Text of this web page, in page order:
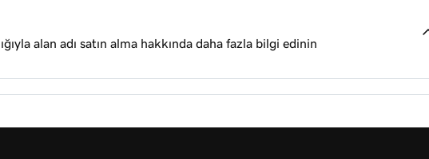
liste türleri
alan adı satın alma hakkında daha fazla bilgi edinin